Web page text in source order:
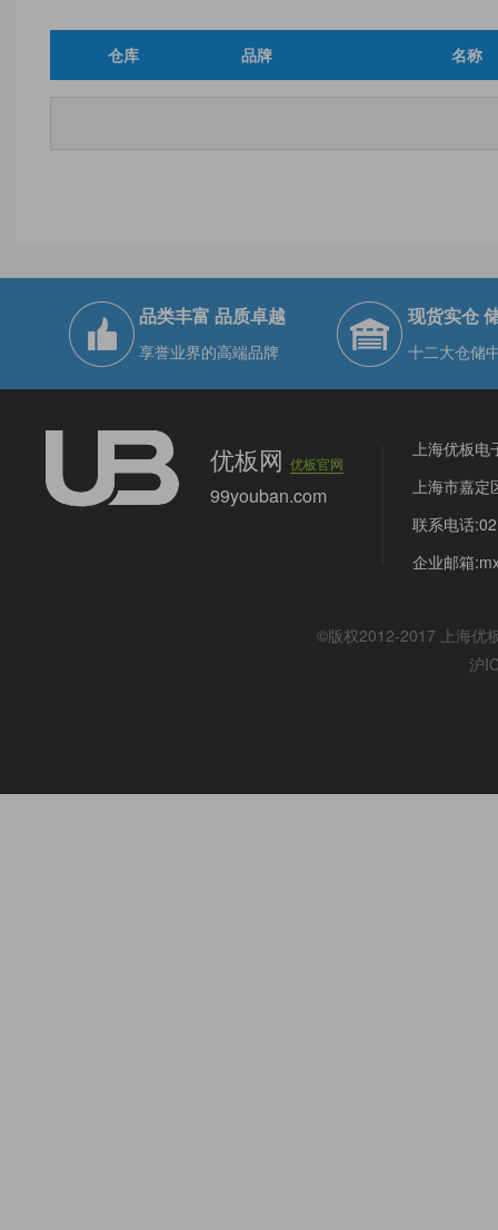
仓库 品牌 名称
品类丰富 品质卓越
享誉业界的高端品牌
现货实仓
十二大仓储
优板网优板官网
99youban.com
上海优板电
上海市嘉定
联系电话
企业邮箱
©版权2012-2017 上海优
沪